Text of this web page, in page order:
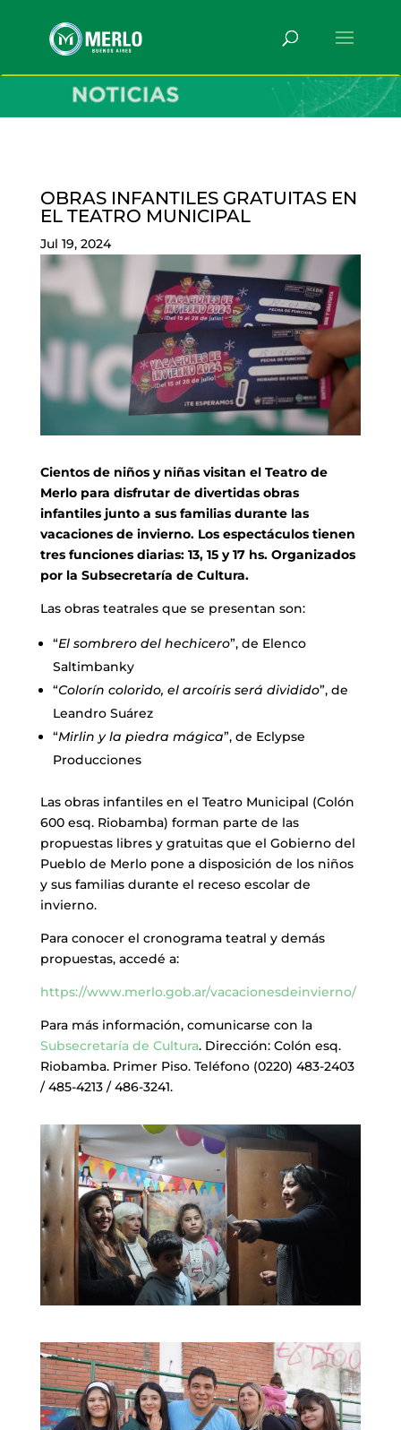
OBRAS INFANTILES GRATUITAS EN
EL TEATRO MUNICIPAL
Jul 19, 2024
Cientos de niños y niñas visitan el Teatro de
Merlo para disfrutar de divertidas obras
infantiles junto a sus familias durante las
vacaciones de invierno. Los espectáculos tienen
tres funciones diarias: 13, 15 y 17 hs. Organizados
por la Subsecretaría de Cultura.
Las obras teatrales que se presentan son:
“El sombrero del hechicero”, de Elenco
Saltimbanky
“Colorín colorido, el arcoíris será dividido”, de
Leandro Suárez
“Mirlin y la piedra mágica”, de Eclypse
Producciones
Las obras infantiles en el Teatro Municipal (Colón
600 esq. Riobamba) forman parte de las
propuestas libres y gratuitas que el Gobierno del
Pueblo de Merlo pone a disposición de los niños
y sus familias durante el receso escolar de
invierno.
Para conocer el cronograma teatral y demás
propuestas, accedé a:
https://www.merlo.gob.ar/vacacionesdeinvierno/
Para más información, comunicarse con la
Subsecretaría de Cultura. Dirección: Colón esq.
Riobamba. Primer Piso. Teléfono (0220) 483-2403
/ 485-4213 / 486-3241.